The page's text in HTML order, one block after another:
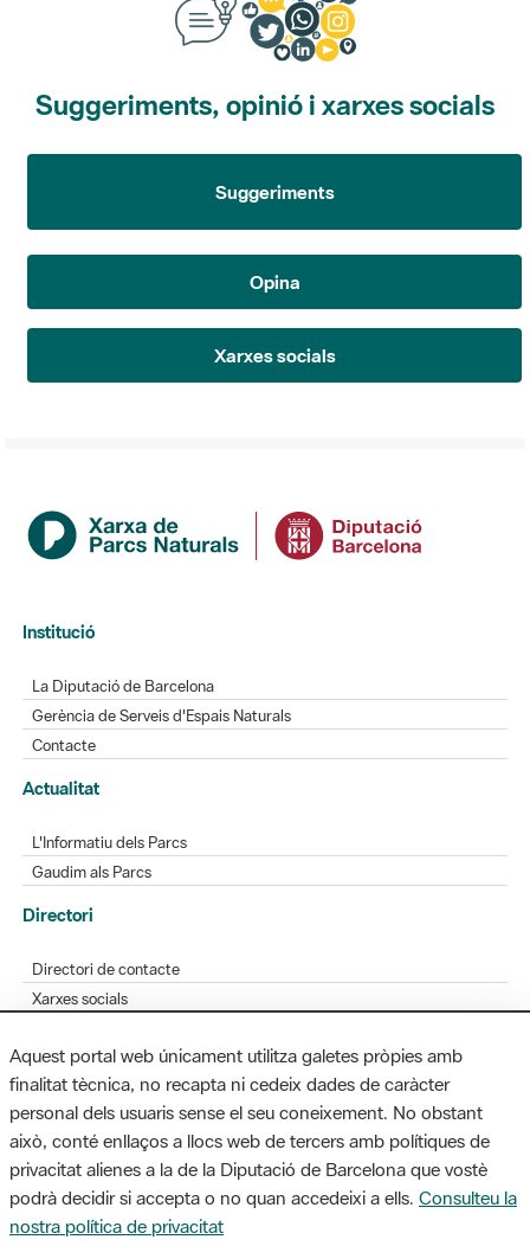
Suggeriments, opinió i xarxes socials
Suggeriments
Opina
Xarxes socials
Institució
Gerència de Serveis d'Espais Naturals
Actualitat
L'Informatiu dels Parcs
Gaudim als Parcs
Directori de contacte
Xarxes socials
Bústia de suggeriments
Opineu sobre els parcs
MAPA WEB AVÍS LEGAL ACCESSIBILITAT
Diputació de Barcelona. Edifici Llacuna, 1a planta. Badajoz, 49. 08005
Barcelona. Tel. 934 022 428 / xarxaparcs@diba.cat
Aquest portal web únicament utilitza galetes pròpies amb
finalitat tècnica, no recapta ni cedeix dades de caràcter
personal dels usuaris sense el seu coneixement. No obstant
això, conté enllaços a llocs web de tercers amb polítiques de
privacitat alienes a la de la Diputació de Barcelona que vostè
podrà decidir si accepta o no quan accedeixi a ells. Consulteu la
nostra política de privacitat